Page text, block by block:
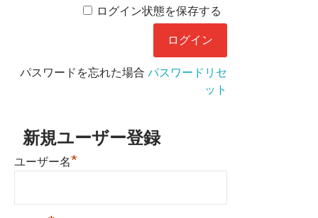
ログイン状態を保存する
パスワードを忘れた場合 パスワードリセ
ット
新規ユーザー登録
ユーザー名*